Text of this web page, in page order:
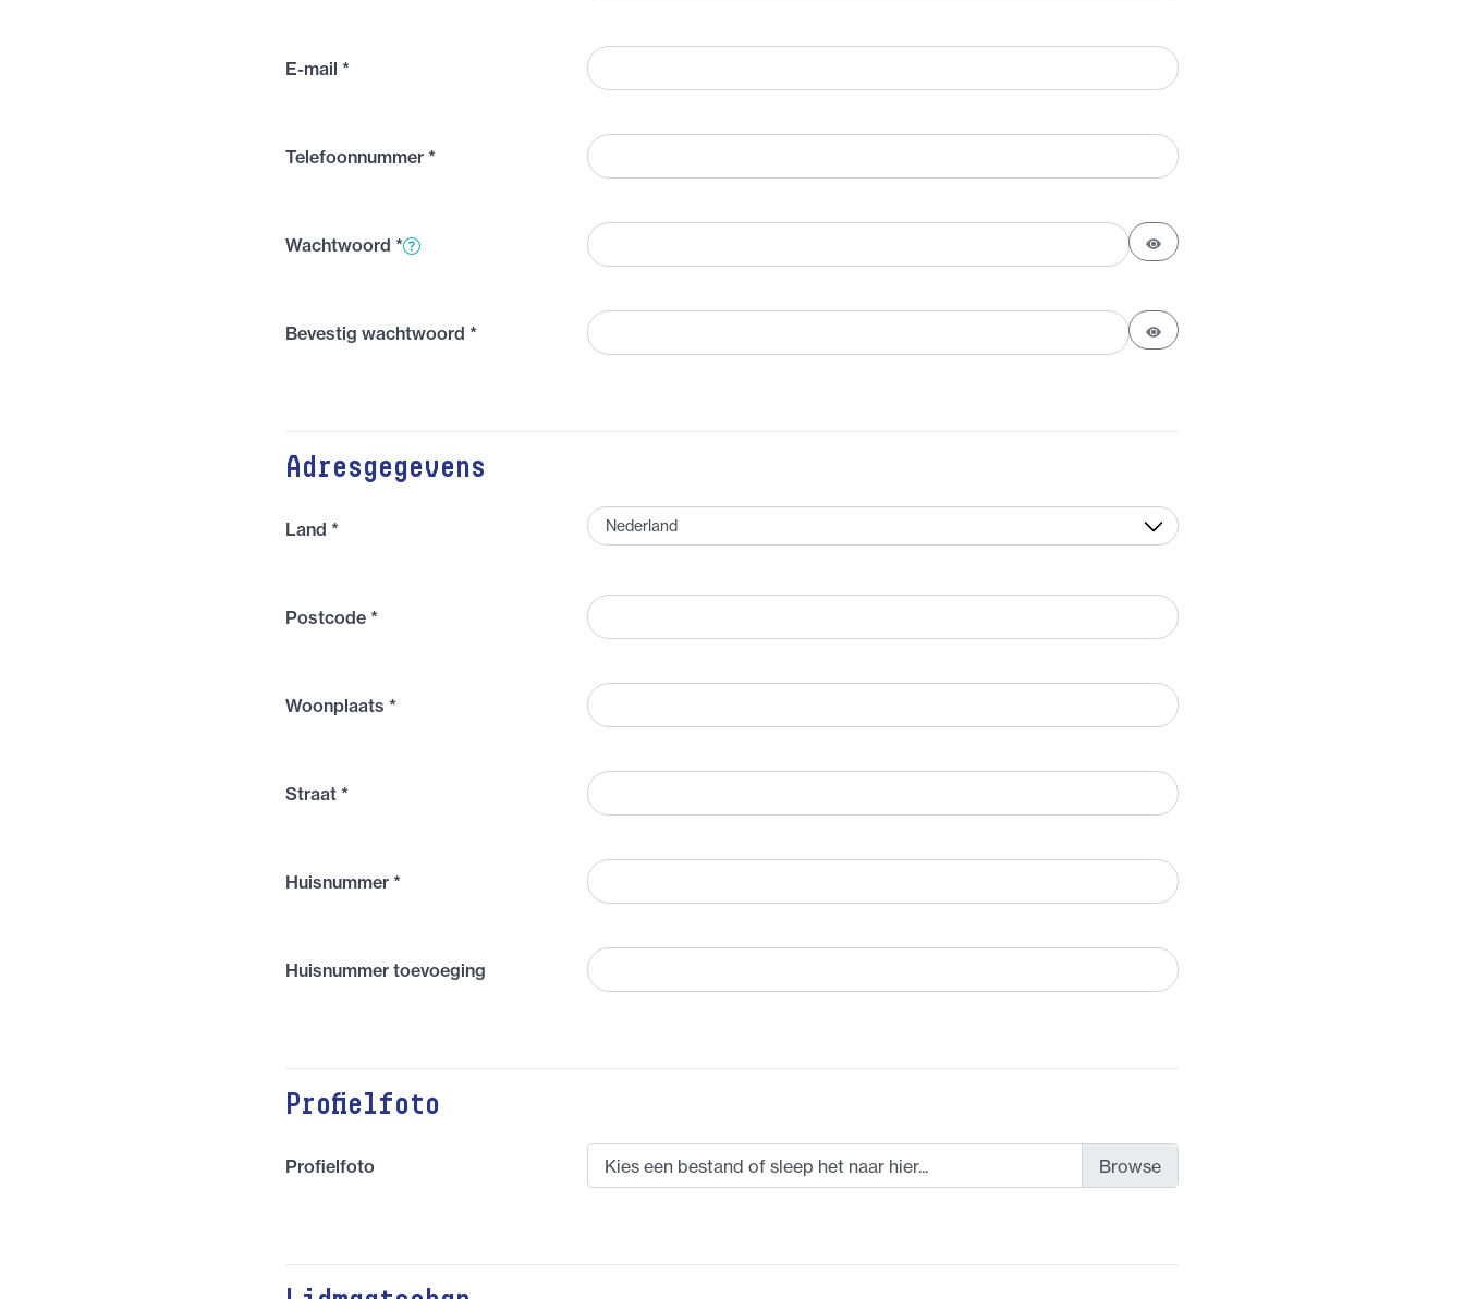
E-mail *
Telefoonnummer *
Wachtwoord *
Bevestig wachtwoord *
Adresgegevens
Land *
Postcode *
Woonplaats *
Straat *
Huisnummer *
Huisnummer toevoeging
Profielfoto
Profielfoto Kies een bestand of sleep het naar hier...